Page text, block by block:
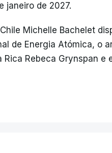
janeiro de 2027.
Michelle Bachelet
de Energia Atómica, o
Rica Rebeca Grynspan